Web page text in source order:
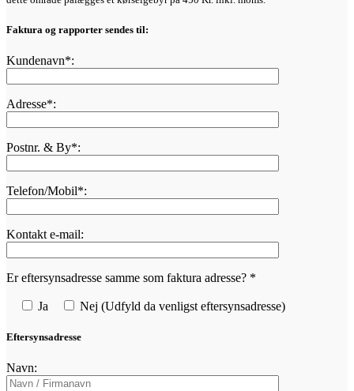
Faktura og rapporter sendes til:
Kundenavn*:
Adresse*:
Postnr. & By*:
Telefon/Mobil*:
Kontakt e-mail:
Er eftersynsadresse samme som faktura adresse? *
Ja Nej (Udfyld da venligst eftersynsadresse)
Eftersynsadresse
Navn: